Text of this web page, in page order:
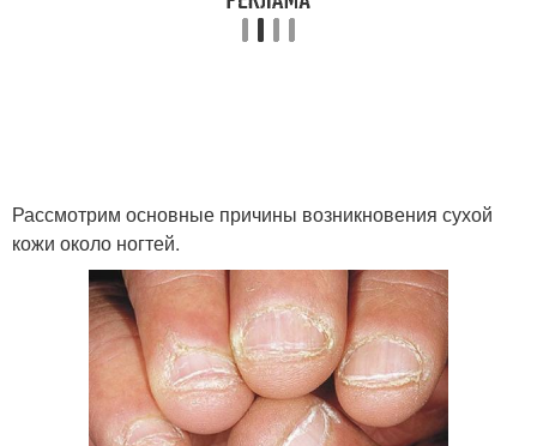
Рассмотрим основные причины возникновения сухой
кожи около ногтей.